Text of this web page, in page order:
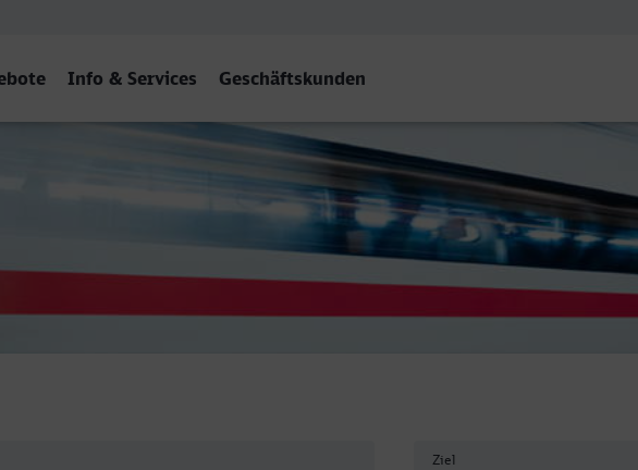
Info & Services Geschäftskunden
Wanne-Eickel Hbf
Ziel